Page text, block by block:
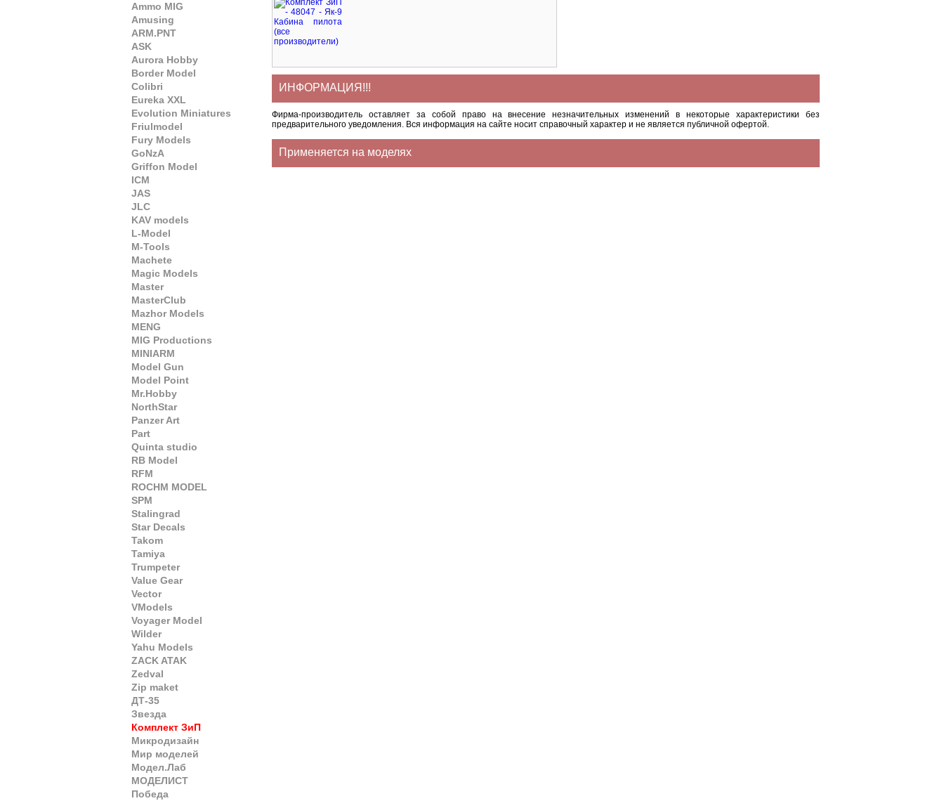
Ammo MIG
Amusing
ARM.PNT
ASK
Aurora Hobby
Border Model
Colibri
Eureka XXL
Evolution Miniatures
Friulmodel
Fury Models
GoNzA
Griffon Model
ICM
JAS
JLC
KAV models
L-Model
M-Tools
Machete
Magic Models
Master
MasterClub
Mazhor Models
MENG
MIG Productions
MINIARM
Model Gun
Model Point
Mr.Hobby
NorthStar
Panzer Art
Part
Quinta studio
RB Model
RFM
ROCHM MODEL
SPM
Stalingrad
Star Decals
Takom
Tamiya
Trumpeter
Value Gear
Vector
VModels
Voyager Model
Wilder
Yahu Models
ZACK ATAK
Zedval
Zip maket
ДТ-35
Звезда
Комплект ЗиП
Микродизайн
Мир моделей
Модел.Лаб
МОДЕЛИСТ
Победа
ИНФОРМАЦИЯ!!!
Фирма-производитель оставляет за собой право на внесение незначительных изменений в некоторые характеристики без
предварительного уведомления. Вся информация на сайте носит справочный характер и не является публичной офертой.
Применяется на моделях